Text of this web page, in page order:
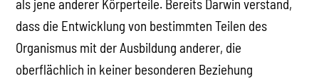
als jene anderer Körperteile. Bereits Darwin verstand,
dass die Entwicklung von bestimmten Teilen des
Organismus mit der Ausbildung anderer, die
oberflächlich in keiner besonderen Beziehung